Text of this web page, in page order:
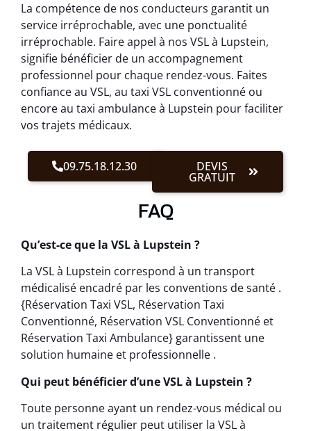
La compétence de nos conducteurs garantit un
service irréprochable, avec une ponctualité
irréprochable. Faire appel à nos VSL à Lupstein,
signifie bénéficier de un accompagnement
professionnel pour chaque rendez-vous. Faites
confiance au VSL, au taxi VSL conventionné ou
encore au taxi ambulance à Lupstein pour faciliter
vos trajets médicaux.
09.75.18.12.30 DEVIS
GRATUIT
FAQ
Qu’est-ce que la VSL à Lupstein ?
La VSL à Lupstein correspond à un transport
médicalisé encadré par les conventions de santé .
{Réservation Taxi VSL, Réservation Taxi
Conventionné, Réservation VSL Conventionné et
Réservation Taxi Ambulance} garantissent une
solution humaine et professionnelle .
Qui peut bénéficier d’une VSL à Lupstein ?
Toute personne ayant un rendez-vous médical ou
un traitement régulier peut utiliser la VSL à